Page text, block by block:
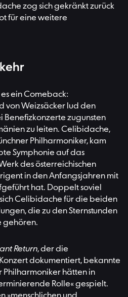
zog sich gekränkt zurück
für eine weitere
ein Comeback:
von Weizsäcker lud den
Benefizkonzerte zugunsten
zu leiten. Celibidache,
Philharmoniker, kam
Symphonie auf das
des österreichischen
in den Anfangsjahren mit
hat. Doppelt soviel
Celibidache für die beiden
die zu den Sternstunden
gehören.
Return, der die
dokumentiert, bekannte
hätten in
Rolle« gespielt.